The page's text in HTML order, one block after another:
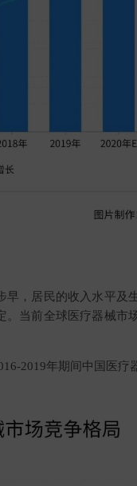
，居民的收入水平及
当前全球医疗器械市
2019年期间中国医疗